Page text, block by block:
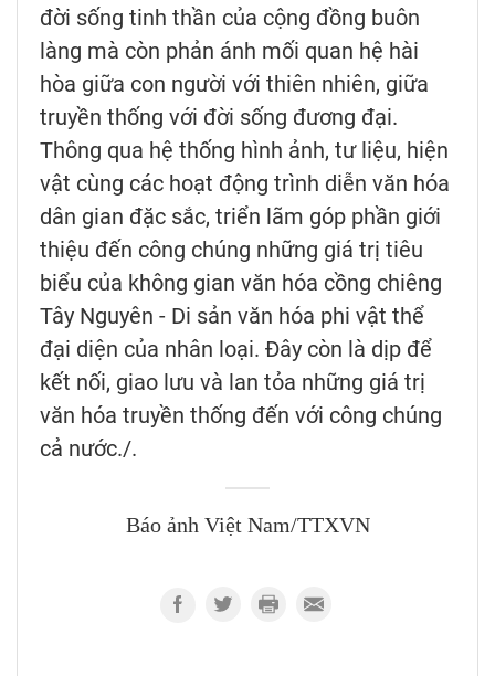
đời sống tinh thần của cộng đồng buôn
làng mà còn phản ánh mối quan hệ hài
hòa giữa con người với thiên nhiên, giữa
truyền thống với đời sống đương đại.
Thông qua hệ thống hình ảnh, tư liệu, hiện
vật cùng các hoạt động trình diễn văn hóa
dân gian đặc sắc, triển lãm góp phần giới
thiệu đến công chúng những giá trị tiêu
biểu của không gian văn hóa cồng chiêng
Tây Nguyên - Di sản văn hóa phi vật thể
đại diện của nhân loại. Đây còn là dịp để
kết nối, giao lưu và lan tỏa những giá trị
văn hóa truyền thống đến với công chúng
cả nước./.
Báo ảnh Việt Nam/TTXVN